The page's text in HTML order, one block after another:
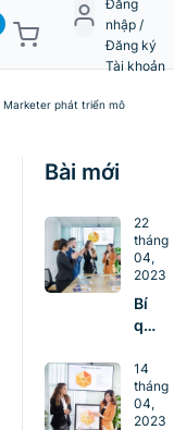
Đăng
nhập /
Đăng ký
Tài khoản
Marketer phát triển mô
Bài mới
22
tháng
04,
2023
Bí
nhà
lãnh
đạo
14
tháng
04,
2023